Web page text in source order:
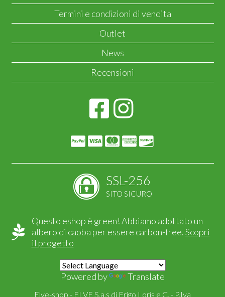
Termini e condizioni di vendita
Outlet
News
Recensioni
SSL-256
SITO SICURO
Questo eshop è green! Abbiamo adottato un
albero di caoba per essere carbon-free.Scopri
il progetto
Powered by Translate
Elve-shop - ELVE S.a.s di Frigo Loris e C. - P.Iva